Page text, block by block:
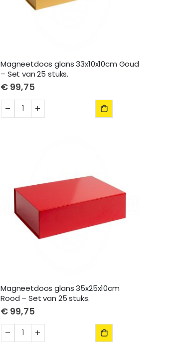
Magneetdoos glans 33x10x10cm Goud
– Set van 25 stuks.
€ 99,75
Magneetdoos glans 35x25x10cm
Rood – Set van 25 stuks.
€ 99,75